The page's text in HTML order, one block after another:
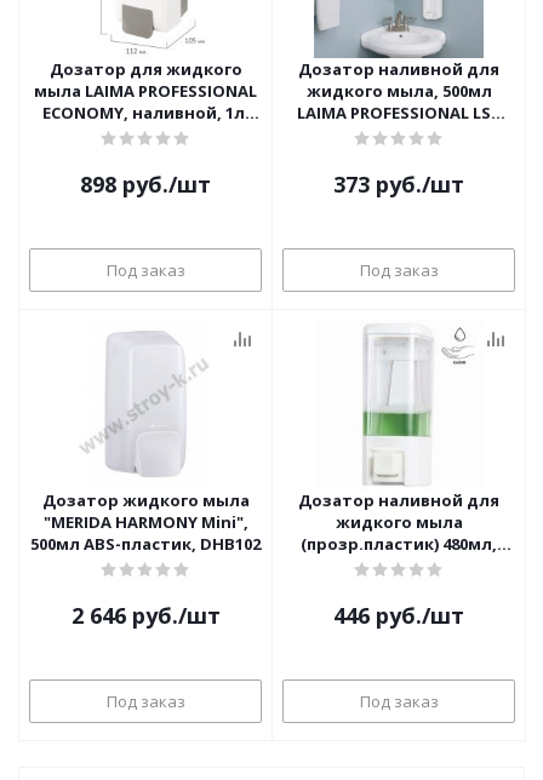
Дозатор для жидкого
мыла LAIMA PROFESSIONAL
ECONOMY, наливной, 1л,
ABS-пластик, белый, 607321
898 руб./шт
Под заказ
Дозатор наливной для
жидкого мыла, 500мл
LAIMA PROFESSIONAL LSA
607994
373 руб./шт
Под заказ
Дозатор жидкого мыла
"MERIDA HARMONY Mini",
500мл ABS-пластик, DHB102
2 646руб./шт
Под заказ
Дозатор наливной для
жидкого мыла
(прозр.пластик) 480мл,
ЛАЙМА 605052
446 руб./шт
Под заказ